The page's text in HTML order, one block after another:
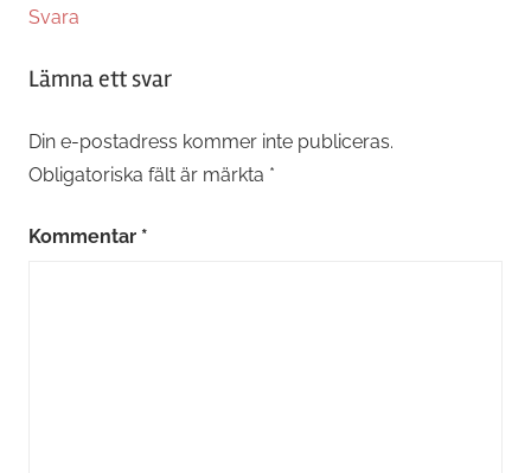
Svara
Lämna ett svar
Din e-postadress kommer inte publiceras.
Obligatoriska fält är märkta *
Kommentar *